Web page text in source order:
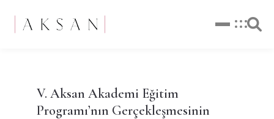
V. Aksan Akademi Eğitim
Programı’nın Gerçekleşmesinin